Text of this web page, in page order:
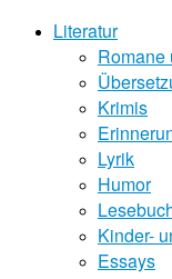
Literatur
Romane
Krimis
Lyrik
Humor
Kinder-
Essays